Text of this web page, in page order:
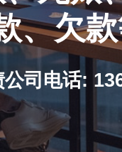
、欠
司电话: